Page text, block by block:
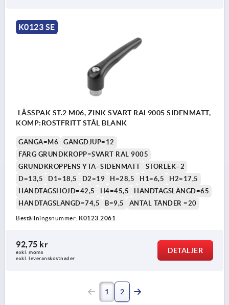
K0123 SE
LÅSSPAK ST.2 M06, ZINK SVART RAL9005 SIDENMATT,
KOMP:ROSTFRITT STÅL BLANK
GÄNGA=M6
GÄNGDJUP=12
FÄRG GRUNDKROPP=SVART RAL 9005
GRUNDKROPPENS YTA=SIDENMATT
STORLEK=2
D=13,5
D1=18,5 D2=19 H=28,5 H1=6,5
H2=17,5
HANDTAGSHÖJD=42,5
H4=45,5
HANDTAGSLÄNGD=65
HANDTAGSLÄNGD=74,5
B=9,5 ANTAL TÄNDER =20
Beställningsnummer: K0123.2061
92,75 kr
exkl. moms
exkl. leveranskostnader
DETALJER
1 2